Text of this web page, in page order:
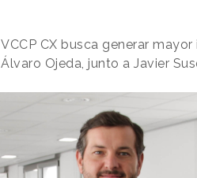
VCCP CX busca generar mayor
Álvaro Ojeda, junto a Javier